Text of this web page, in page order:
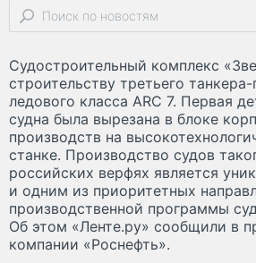
Судостроительный комплекс
строительству третьего
ледового класса ARC 7. Первая
судна была вырезана в блоке
производств на
станке. Производство судов
российских верфях является
и одним из приоритетных
производственной программы
Об этом «Ленте.ру» сообщили в
компании «Роснефть».